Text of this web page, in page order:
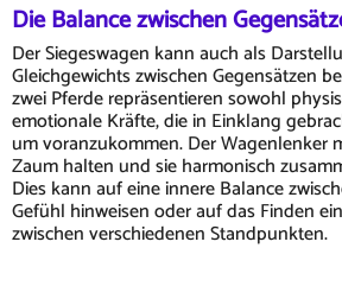
Die Balance zwischen
Der Siegeswagen kann auch als
Gleichgewichts zwischen Gegensätzen
zwei Pferde repräsentieren sowohl
emotionale Kräfte, die in Einklang
um voranzukommen. Der Wagenlenker
Zaum halten und sie harmonisch
Dies kann auf eine innere Balance
Gefühl hinweisen oder auf das Finden
zwischen verschiedenen Standpunkten.